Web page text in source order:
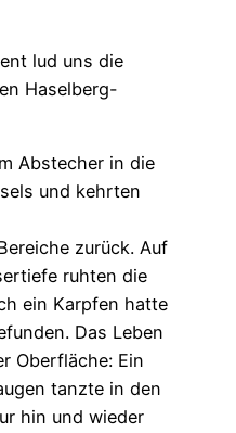
lud uns die
Haselberg-
Abstecher in die
und kehrten
zurück. Auf
ruhten die
ein Karpfen hatte
Das Leben
Oberfläche: Ein
tanzte in den
hin und wieder